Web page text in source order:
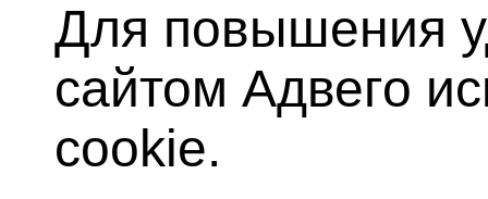
Для повышения
сайтом Адвего
cookie.